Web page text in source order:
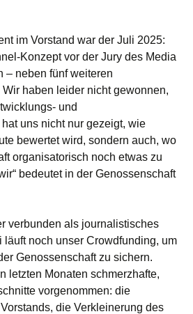
im Vorstand war der Juli 2025:
Konzept vor der Jury des Media
– neben fünf weiteren
haben leider nicht gewonnen,
und
uns nicht nur gezeigt, wie
bewertet wird, sondern auch, wo
organisatorisch noch etwas zu
bedeutet in der Genossenschaft
verbunden als journalistisches
läuft noch unser Crowdfunding, um
Genossenschaft zu sichern.
letzten Monaten schmerzhafte,
vorgenommen: die
die Verkleinerung des